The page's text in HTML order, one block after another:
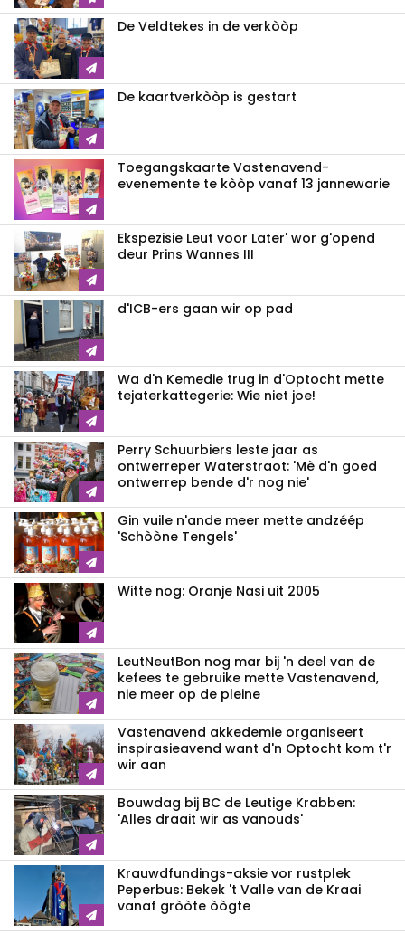
De Veldtekes in de verkòòp
De kaartverkòòp is gestart
Toegangskaarte Vastenavend-
evenemente te kòòp vanaf 13 jannewarie
Ekspezisie Leut voor Later' wor g'opend
deur Prins Wannes III
d'ICB-ers gaan wir op pad
Wa d'n Kemedie trug in d'Optocht mette
tejaterkattegerie: Wie niet joe!
Perry Schuurbiers leste jaar as
ontwerreper Waterstraot: 'Mè d'n goed
ontwerrep bende d'r nog nie'
Gin vuile n'ande meer mette andzéép
'Schòòne Tengels'
Witte nog: Oranje Nasi uit 2005
LeutNeutBon nog mar bij 'n deel van de
kefees te gebruike mette Vastenavend,
nie meer op de pleine
Vastenavend akkedemie organiseert
inspirasieavend want d'n Optocht kom t'r
wir aan
Bouwdag bij BC de Leutige Krabben:
'Alles draait wir as vanouds'
Krauwdfundings-aksie vor rustplek
Peperbus: Bekek 't Valle van de Kraai
vanaf gròòte òògte